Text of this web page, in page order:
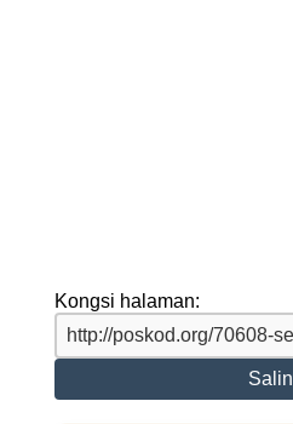
Kongsi halaman:
Salin